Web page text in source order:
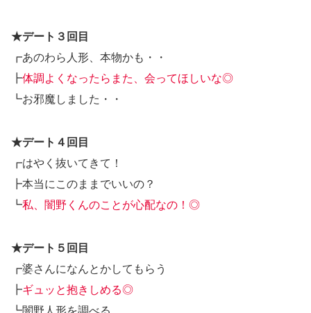
★デート３回目
┏あのわら人形、本物かも・・
┣体調よくなったらまた、会ってほしいな◎
┗お邪魔しました・・
★デート４回目
┏はやく抜いてきて！
┣本当にこのままでいいの？
┗私、闇野くんのことが心配なの！◎
★デート５回目
┏婆さんになんとかしてもらう
┣ギュッと抱きしめる◎
┗闇野人形を調べる